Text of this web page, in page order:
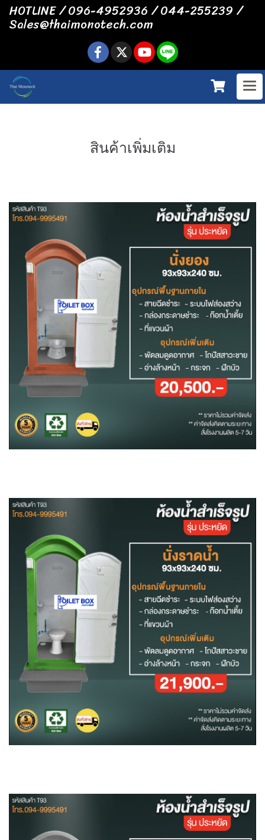
HOTLINE / 096-4952936 / 044-255239 /
Sales@thaimonotech.com
สินค้าเพิ่มเติม